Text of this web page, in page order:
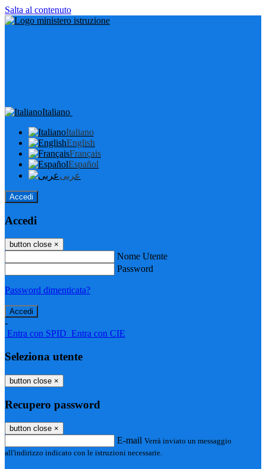
Salta al contenuto
Italiano
Italiano
English
Français
Español
عربى
Accedi
Accedi
button close ×
Nome Utente
Password
Password dimenticata?
-
Entra con SPID Entra con CIE
Seleziona utente
button close ×
Recupero password
button close ×
E-mail Verrà inviato un messaggio
all'indirizzo indicato con le istruzioni necessarie.